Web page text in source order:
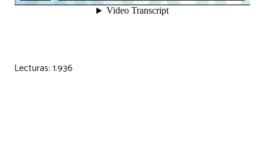
Lecturas:1.936